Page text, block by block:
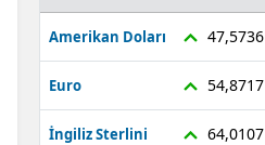
Amerikan Doları 47,5736
Euro 54,8717
İngiliz Sterlini 64,0107